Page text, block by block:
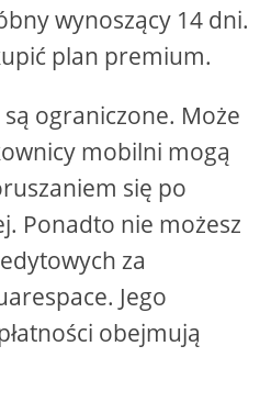
wynoszący 14 dni.
plan premium.
ograniczone. Może
mobilni mogą
się po
Ponadto nie możesz
za
Jego
obejmują